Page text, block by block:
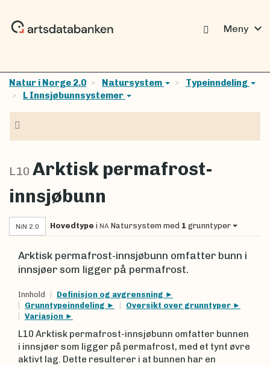
Meny expand_more
Natur i Norge 2.0 Natursystem
Typeinndeling
L Innsjøbunnsystemer
L10 Arktisk permafrost-
innsjøbunn
NiN 2.0 Hovedtype i NA Natursystem med 1 grunntyper
Arktisk permafrost-innsjøbunn omfatter bunn i
innsjøer som ligger på permafrost.
Innhold
Definisjon og avgrensning
Grunntypeinndeling
Oversikt over grunntyper
Variasjon
L10 Arktisk permafrost-innsjøbunn omfatter bunnen
i innsjøer som ligger på permafrost, med et tynt øvre
aktivt lag. Dette resulterer i at bunnen har en